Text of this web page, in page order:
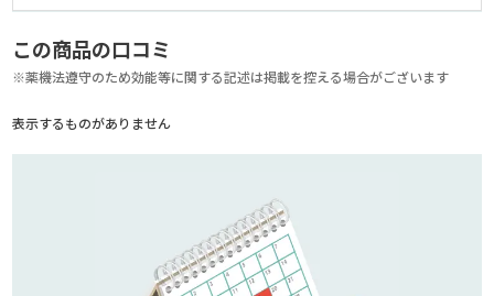
この商品の口コミ
※薬機法遵守のため効能等に関する記述は掲載を控える場合がございます
表示するものがありません